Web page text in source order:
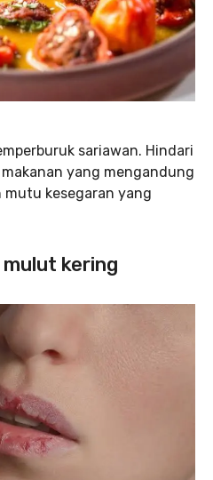
sariawan. Hindari
yang mengandung
kesegaran yang
kering